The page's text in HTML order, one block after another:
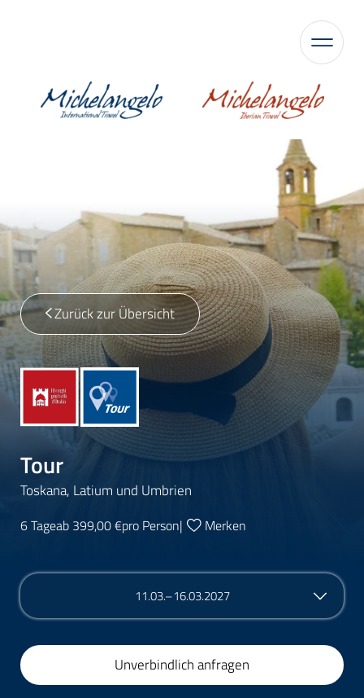
Zurück zur Übersicht
Tour
Toskana, Latium und Umbrien
6 Tageab 399,00 €pro Person| Merken
11.03.–16.03.2027
Unverbindlich anfragen